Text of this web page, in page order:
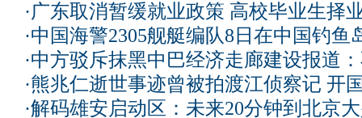
·广东取消暂缓就业政策 高校毕业生择
·中国海警2305舰艇编队8日在中国钓鱼
·中方驳斥抹黑中巴经济走廊建设报道
·熊兆仁逝世事迹曾被拍渡江侦察记 开
·解码雄安启动区：未来20分钟到北京